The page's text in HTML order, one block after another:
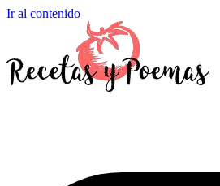
Ir al contenido